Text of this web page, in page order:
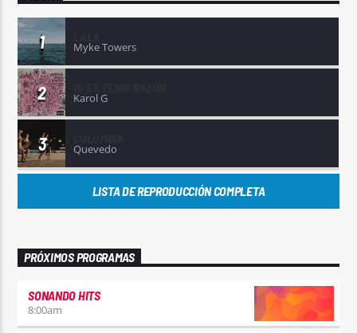
1 Myke Towers
2 Karol G
3 Quevedo
LISTA DE REPRODUCCIÓN COMPLETA
PRÓXIMOS PROGRAMAS
SONANDO HITS
8:00am